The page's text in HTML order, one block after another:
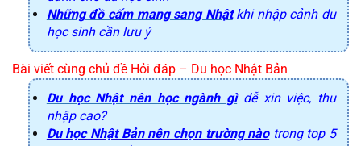
Những đồ cấm mang sang Nhậtkhi nhập cảnh du
học sinh cần lưu ý
Bài viết cùng chủ đề Hỏi đáp – Du học Nhật Bản
Du học Nhật nên học ngành gì dễ xin việc, thu
nhập cao?
Du học Nhật Bản nên chọn trường nàotrong top 5